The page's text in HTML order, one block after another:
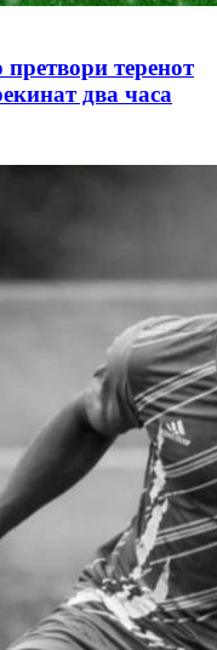
теренот
два часа